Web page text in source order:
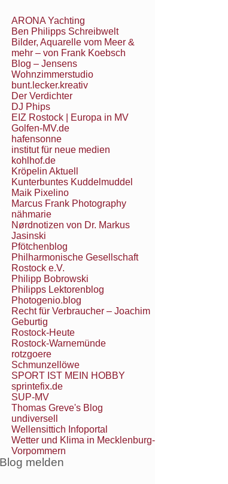
ARONA Yachting
Ben Philipps Schreibwelt
Bilder, Aquarelle vom Meer &
mehr – von Frank Koebsch
Blog – Jensens
Wohnzimmerstudio
bunt.lecker.kreativ
Der Verdichter
DJ Phips
EIZ Rostock | Europa in MV
Golfen-MV.de
hafensonne
institut für neue medien
kohlhof.de
Kröpelin Aktuell
Kunterbuntes Kuddelmuddel
Maik Pixelino
Marcus Frank Photography
nähmarie
Nørdnotizen von Dr. Markus
Jasinski
Pfötchenblog
Philharmonische Gesellschaft
Rostock e.V.
Philipp Bobrowski
Philipps Lektorenblog
Photogenio.blog
Recht für Verbraucher – Joachim
Geburtig
Rostock-Heute
Rostock-Warnemünde
rotzgoere
Schmunzellöwe
SPORT IST MEIN HOBBY
sprintefix.de
SUP-MV
Thomas Greve's Blog
undiversell
Wellensittich Infoportal
Wetter und Klima in Mecklenburg-
Vorpommern
Blog melden